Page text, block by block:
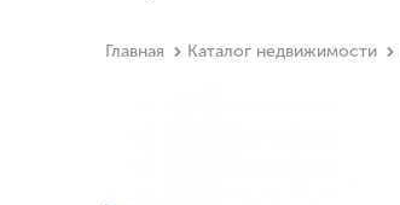
Главная Каталог недвижимости